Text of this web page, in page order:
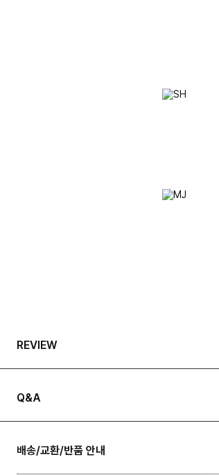
REVIEW
Q&A
배송/교환/반품 안내